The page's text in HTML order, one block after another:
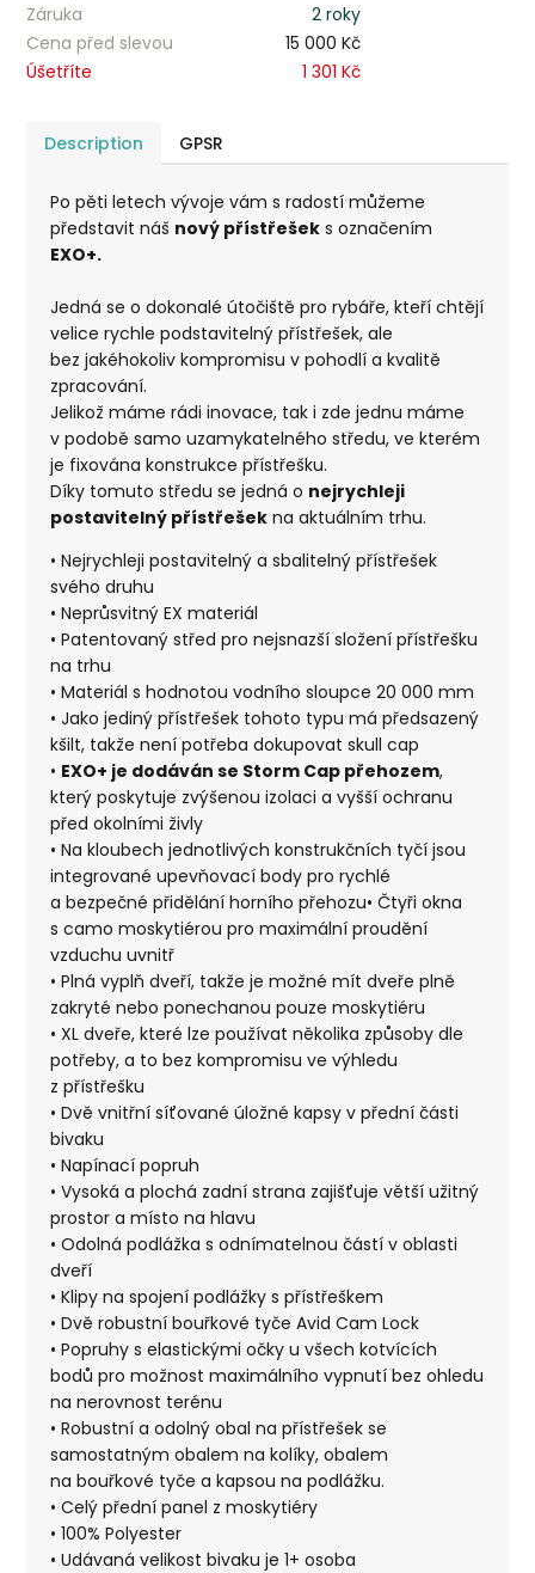
Záruka
2 roky
Cena před slevou
15 000 Kč
Úšetříte
1 301 Kč
Description GPSR
Po pěti letech vývoje vám s radostí můžeme
představit náš nový přístřešek s označením
EXO+.
Jedná se o dokonalé útočiště pro rybáře, kteří chtějí
velice rychle podstavitelný přístřešek, ale
bez jakéhokoliv kompromisu v pohodlí a kvalitě
zpracování.
Jelikož máme rádi inovace, tak i zde jednu máme
v podobě samo uzamykatelného středu, ve kterém
je fixována konstrukce přístřešku.
Díky tomuto středu se jedná o nejrychleji
postavitelný přístřešek na aktuálním trhu.
• Nejrychleji postavitelný a sbalitelný přístřešek
svého druhu
• Neprůsvitný EX materiál
• Patentovaný střed pro nejsnazší složení přístřešku
na trhu
• Materiál s hodnotou vodního sloupce 20 000 mm
• Jako jediný přístřešek tohoto typu má předsazený
kšilt, takže není potřeba dokupovat skull cap
• EXO+ je dodáván se Storm Cap přehozem,
který poskytuje zvýšenou izolaci a vyšší ochranu
před okolními živly
• Na kloubech jednotlivých konstrukčních tyčí jsou
integrované upevňovací body pro rychlé
a bezpečné přidělání horního přehozu• Čtyři okna
s camo moskytiérou pro maximální proudění
vzduchu uvnitř
• Plná vyplň dveří, takže je možné mít dveře plně
zakryté nebo ponechanou pouze moskytiéru
• XL dveře, které lze používat několika způsoby dle
potřeby, a to bez kompromisu ve výhledu
z přístřešku
• Dvě vnitřní síťované úložné kapsy v přední části
bivaku
• Napínací popruh
• Vysoká a plochá zadní strana zajišťuje větší užitný
prostor a místo na hlavu
• Odolná podlážka s odnímatelnou částí v oblasti
dveří
• Klipy na spojení podlážky s přístřeškem
• Dvě robustní bouřkové tyče Avid Cam Lock
• Popruhy s elastickými očky u všech kotvících
bodů pro možnost maximálního vypnutí bez ohledu
na nerovnost terénu
• Robustní a odolný obal na přístřešek se
samostatným obalem na kolíky, obalem
na bouřkové tyče a kapsou na podlážku.
• Celý přední panel z moskytiéry
• 100% Polyester
• Udávaná velikost bivaku je 1+ osoba